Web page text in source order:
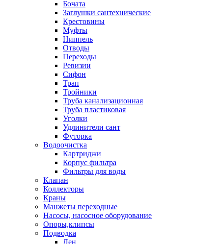
Бочата
Заглушки сантехнические
Крестовины
Муфты
Ниппель
Отводы
Переходы
Ревизии
Сифон
Трап
Тройники
Труба канализационная
Труба пластиковая
Уголки
Удлинители сант
Футорка
Водоочистка
Картриджи
Корпус фильтра
Фильтры для воды
Клапан
Коллекторы
Краны
Манжеты переходные
Насосы, насосное оборудование
Опоры,клипсы
Подводка
Лен